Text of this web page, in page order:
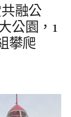
融公
公園，1
攀爬